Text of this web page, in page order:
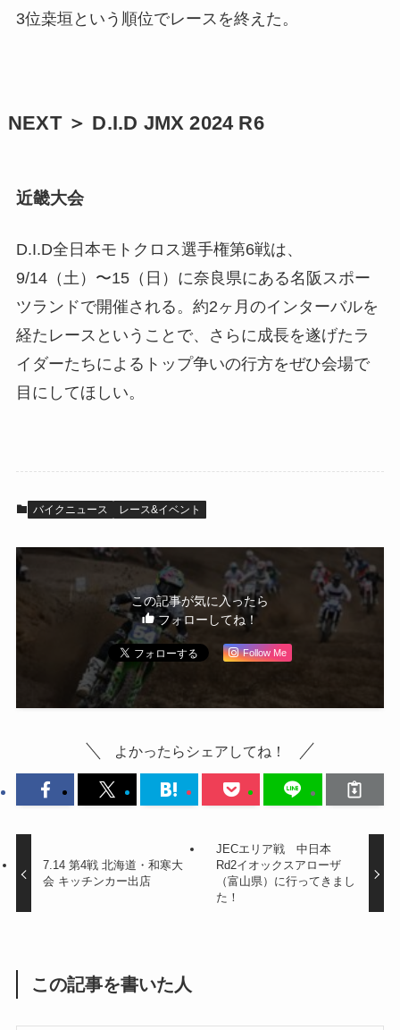
3位桒垣という順位でレースを終えた。
NEXT ＞ D.I.D JMX 2024 R6
近畿大会
D.I.D全日本モトクロス選手権第6戦は、
9/14（土）〜15（日）に奈良県にある名阪スポー
ツランドで開催される。約2ヶ月のインターバルを
経たレースということで、さらに成長を遂げたラ
イダーたちによるトップ争いの行方をぜひ会場で
目にしてほしい。
バイクニュース レース&イベント
この記事が気に入ったら
フォローしてね！
Follow Me
よかったらシェアしてね！
7.14 第4戦 北海道・和寒大
会 キッチンカー出店
JECエリア戦 中日本
Rd2イオックスアローザ
（富山県）に行ってきまし
た！
この記事を書いた人